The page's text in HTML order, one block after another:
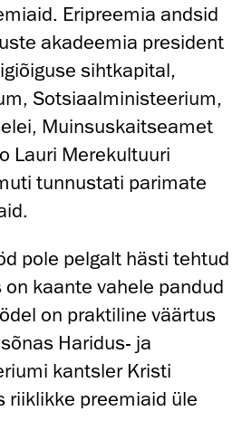
Eripreemia andsid
akadeemia president
sihtkapital,
Sotsiaalministeerium,
Muinsuskaitseamet
Lauri Merekultuuri
tunnustati parimate
pole pelgalt hästi tehtud
kaante vahele pandud
on praktiline väärtus
Haridus- ja
kantsler Kristi
riiklikke preemiaid üle